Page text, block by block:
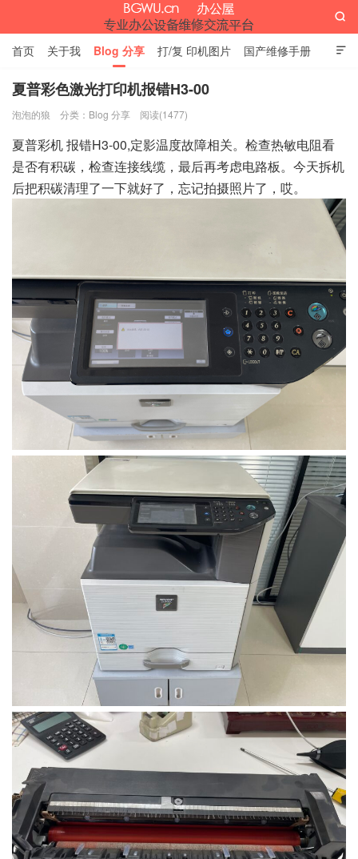

首页 关于我 Blog 分享 打/复 印机图片 国产维修手册
外资维修手册 伊萨网址大全 办公设备网页名片

夏普彩色激光打印机报错H3-00
泡泡的狼 分类： Blog 分享 阅读(1477)
夏普彩机 报错H3-00,定影温度故障相关。检查热敏电阻看
是否有积碳，检查连接线缆，最后再考虑电路板。今天拆机
后把积碳清理了一下就好了，忘记拍摄照片了，哎。